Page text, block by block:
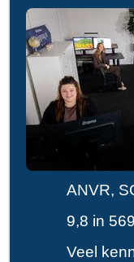
ANVR,
9,8 in
Veel